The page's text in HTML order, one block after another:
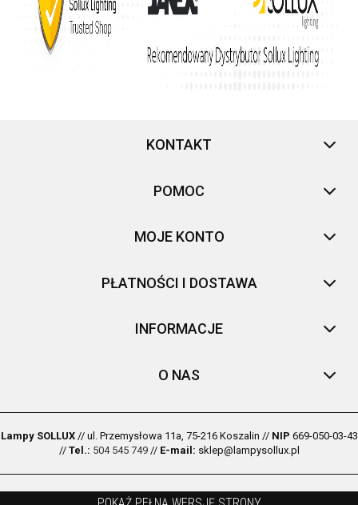
KONTAKT
POMOC
MOJE KONTO
PŁATNOŚCI I DOSTAWA
INFORMACJE
O NAS
Lampy SOLLUX// ul. Przemysłowa 11a, 75-216 Koszalin // NIP 669-050-03-43
// Tel.: 504 545 749// E-mail: sklep@lampysollux.pl